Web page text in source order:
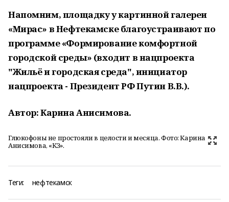
Напомним, площадку у картинной галереи
«Мирас» в Нефтекамске благоустраивают по
программе «Формирование комфортной
городской среды» (входит в нацпроекта
"Жильё и городская среда", инициатор
нацпроекта - Президент РФ Путин В.В.).
Автор: Карина Анисимова.
Глюкофоны не простояли в целости и месяца. Фото: Карина
Анисимова, «КЗ».
Теги: нефтекамск